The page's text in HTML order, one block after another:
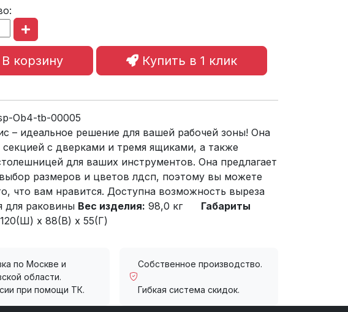
В корзину Купить в 1 клик
Ob4-tb-00005
– идеальное решение для вашей рабочей зоны! Она
с дверками и тремя ящиками, а также
для ваших инструментов. Она предлагает
размеров и цветов лдсп, поэтому вы можете
что вам нравится. Доступна возможность выреза
для раковины Вес изделия: 98,0 кг
Габариты
120(Ш) x 88(В) x 55(Г)
по Москве и
области.
при помощи ТК.
Собственное производство.
Гибкая система скидок.